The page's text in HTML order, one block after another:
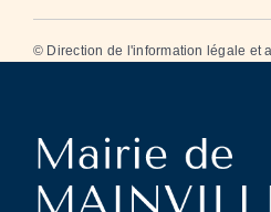
© Direction de l'information légale et